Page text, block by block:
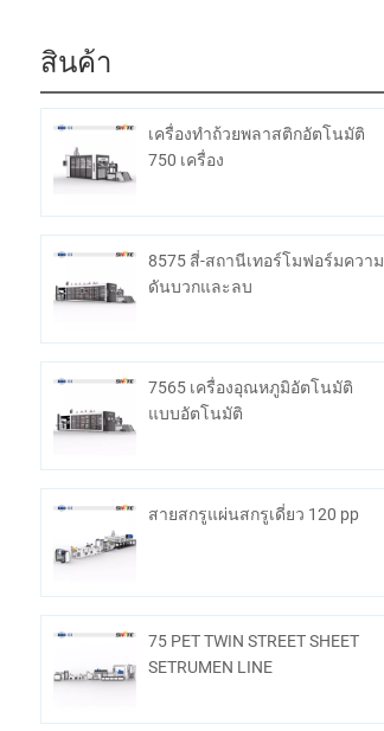
สินค้า
เครื่องทำถ้วยพลาสติกอัตโนมัติ
750 เครื่อง
8575 สี่-สถานีเทอร์โมฟอร์มความ
ดันบวกและลบ
7565 เครื่องอุณหภูมิอัตโนมัติ
แบบอัตโนมัติ
สายสกรูแผ่นสกรูเดี่ยว 120 pp
75 PET TWIN STREET SHEET
SETRUMEN LINE